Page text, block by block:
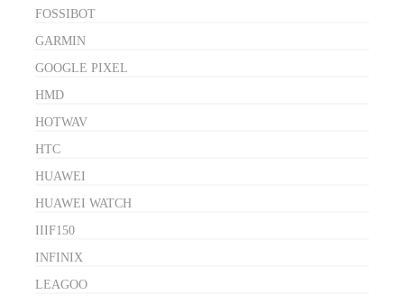
FOSSIBOT
GARMIN
GOOGLE PIXEL
HMD
HOTWAV
HTC
HUAWEI
HUAWEI WATCH
IIIF150
INFINIX
LEAGOO